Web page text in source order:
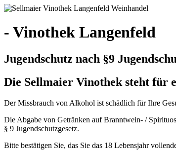
- Vinothek Langenfeld
Jugendschutz nach §9
Die Sellmaier Vinothek steht für
Der Missbrauch von Alkohol ist schädlich für Ihre
Die Abgabe von Getränken auf Branntwein- /
§ 9 Jugendschutzgesetz.
Bitte bestätigen Sie, das Sie das 18 Lebensjahr